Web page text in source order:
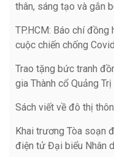
thân, sáng tạo và gắn
TP.HCM: Báo chí đồng
cuộc chiến chống
Trao tặng bức tranh
gia Thành cổ Quảng Trị
Sách viết về đô thị
Khai trương Tòa soạn
điện tử Đại biểu Nhân